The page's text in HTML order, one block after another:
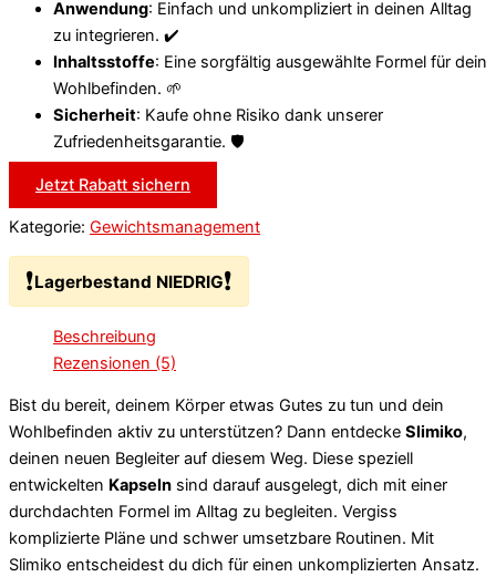
Anwendung: Einfach und unkompliziert in deinen Alltag
zu integrieren. ✔️
Inhaltsstoffe: Eine sorgfältig ausgewählte Formel für dein
Wohlbefinden. 🌱
Sicherheit: Kaufe ohne Risiko dank unserer
Zufriedenheitsgarantie. 🛡️
Jetzt Rabatt sichern
Kategorie: Gewichtsmanagement
❗Lagerbestand NIEDRIG❗
Beschreibung
Rezensionen (5)
Bist du bereit, deinem Körper etwas Gutes zu tun und dein
Wohlbefinden aktiv zu unterstützen? Dann entdecke Slimiko,
deinen neuen Begleiter auf diesem Weg. Diese speziell
entwickelten Kapseln sind darauf ausgelegt, dich mit einer
durchdachten Formel im Alltag zu begleiten. Vergiss
komplizierte Pläne und schwer umsetzbare Routinen. Mit
Slimiko entscheidest du dich für einen unkomplizierten Ansatz.